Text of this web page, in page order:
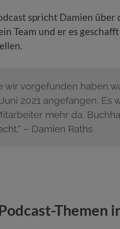
spricht Damien über
Team und er es
wir vorgefunden haben
2021 angefangen. Es
mehr da.
– Damien Raths
Themen